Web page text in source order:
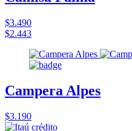
$3.490
$2.443
Campera Alpes
$3.190